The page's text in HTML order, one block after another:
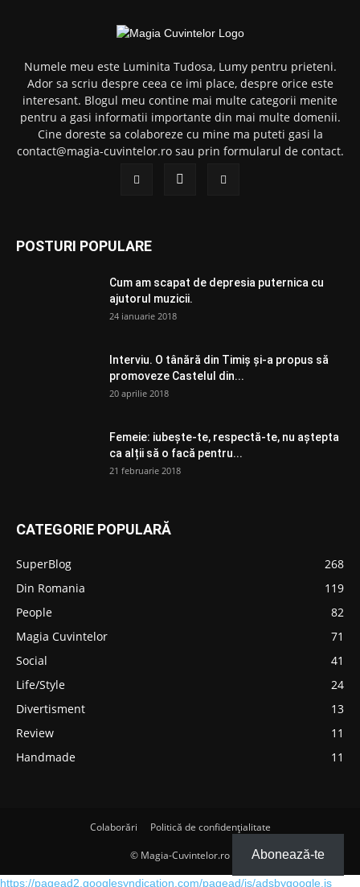
Numele meu este Luminita Tudosa, Lumy pentru prieteni.
Ador sa scriu despre ceea ce imi place, despre orice este
interesant. Blogul meu contine mai multe categorii menite
pentru a gasi informatii importante din mai multe domenii.
Cine doreste sa colaboreze cu mine ma puteti gasi la
contact@magia-cuvintelor.ro sau prin formularul de contact.
POSTURI POPULARE
Cum am scapat de depresia puternica cu
ajutorul muzicii.
24 ianuarie 2018
Interviu. O tânără din Timiș și-a propus să
promoveze Castelul din...
20 aprilie 2018
Femeie: iubește-te, respectă-te, nu aștepta
ca alții să o facă pentru...
21 februarie 2018
CATEGORIE POPULARĂ
SuperBlog
268
Din Romania
119
People
82
Magia Cuvintelor
71
Social
41
Life/Style
24
Divertisment
13
Review
11
Handmade
11
Colaborări Politică de confidențialitate
© Magia-Cuvintelor.ro
https://pagead2.googlesyndication.com/pagead/js/adsbygoogle.js
Abonează-te